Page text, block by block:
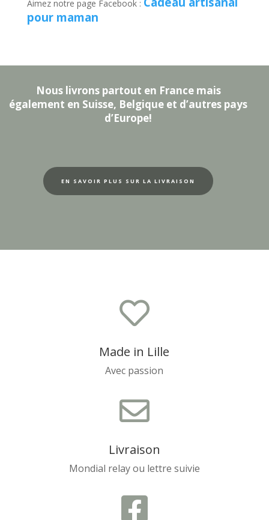
Aimez notre page Facebook :
pour maman
Nous livrons partout en France mais
également en Suisse, Belgique et d’autres pays
d’Europe!
EN SAVOIR PLUS SUR LA LIVRAISON

Made in Lille
Avec passion

Livraison
Mondial relay ou lettre suivie
